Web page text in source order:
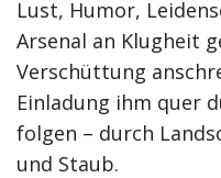
Lust, Humor,
Arsenal an Klugheit
Verschüttung
Einladung ihm quer
folgen – durch
und Staub.